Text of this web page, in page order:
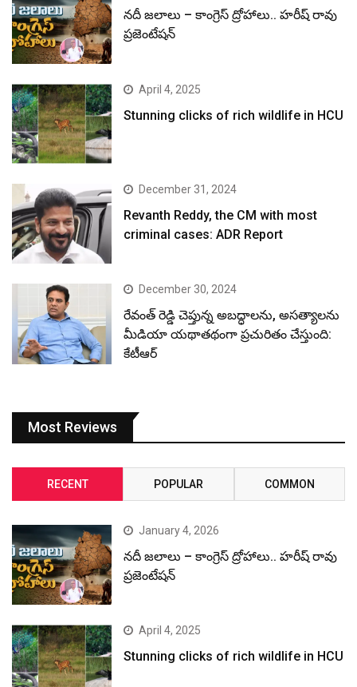
నదీ జలాలు – కాంగ్రెస్ ద్రోహాలు.. హరీష్ రావు
ప్రజెంటేషన్
April 4, 2025
Stunning clicks of rich wildlife in HCU
December 31, 2024
Revanth Reddy, the CM with most
criminal cases: ADR Report
December 30, 2024
రేవంత్ రెడ్డి చెప్తున్న అబద్ధాలను, అసత్యాలను
మీడియా యథాతథంగా ప్రచురితం చేస్తుంది:
కేటీఆర్
Most Reviews
RECENT POPULAR COMMON
January 4, 2026
నదీ జలాలు – కాంగ్రెస్ ద్రోహాలు.. హరీష్ రావు
ప్రజెంటేషన్
April 4, 2025
Stunning clicks of rich wildlife in HCU